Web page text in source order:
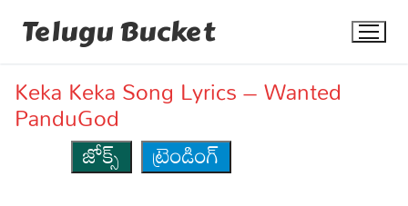
Telugu Bucket
Keka Keka Song Lyrics – Wanted
PanduGod
జోక్స్
ట్రెండింగ్